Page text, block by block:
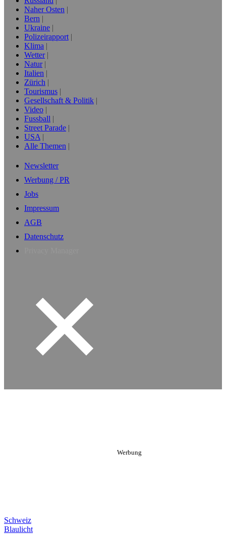
Naher Osten
Bern
Ukraine
Polizeirapport
Klima
Wetter
Natur
Italien
Zürich
Tourismus
Gesellschaft & Politik
Video
Fussball
Street Parade
USA
Alle Themen
Newsletter
Werbung / PR
Jobs
Impressum
AGB
Datenschutz
Schweiz
Blaulicht